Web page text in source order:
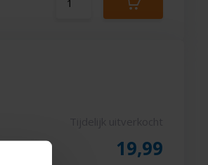
19,99